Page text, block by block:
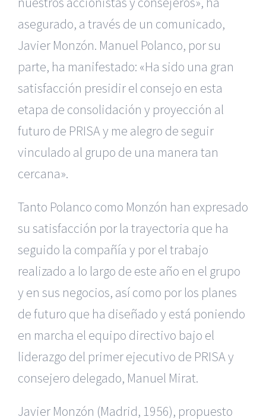
asegurado, a través de un comunicado,
Javier Monzón. Manuel Polanco, por su
parte, ha manifestado: «Ha sido una gran
satisfacción presidir el consejo en esta
etapa de consolidación y proyección al
futuro de PRISA y me alegro de seguir
vinculado al grupo de una manera tan
cercana».
Tanto Polanco como Monzón han expresado
su satisfacción por la trayectoria que ha
seguido la compañía y por el trabajo
realizado a lo largo de este año en el grupo
y en sus negocios, así como por los planes
de futuro que ha diseñado y está poniendo
en marcha el equipo directivo bajo el
liderazgo del primer ejecutivo de PRISA y
consejero delegado, Manuel Mirat.
Javier Monzón (Madrid, 1956), propuesto